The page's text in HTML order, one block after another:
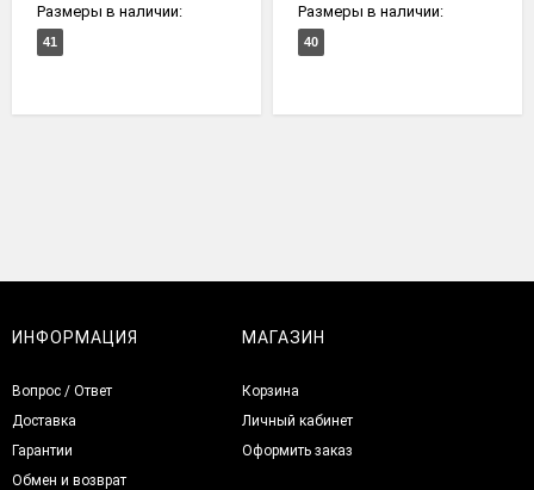
Размеры в наличии:
41
Размеры в наличии:
40
ИНФОРМАЦИЯ
Вопрос / Ответ
Доставка
Гарантии
Обмен и возврат
МАГАЗИН
Корзина
Личный кабинет
Оформить заказ